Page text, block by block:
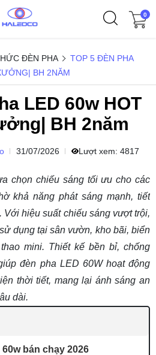
0
ĐÈN PHA
TOP 5 ĐÈN PHA
BH 2NĂM
LED 60w HOT
BH 2năm
31/07/2026 Lượt xem: 4817
chọn chiếu sáng tối ưu cho các
khả năng phát sáng mạnh, tiết
Với hiệu suất chiếu sáng vượt trội,
dụng tại sân vườn, kho bãi, biển
mini. Thiết kế bền bỉ, chống
đèn pha LED 60W hoạt động
thời tiết, mang lại ánh sáng an
dài.
bán chạy 2026